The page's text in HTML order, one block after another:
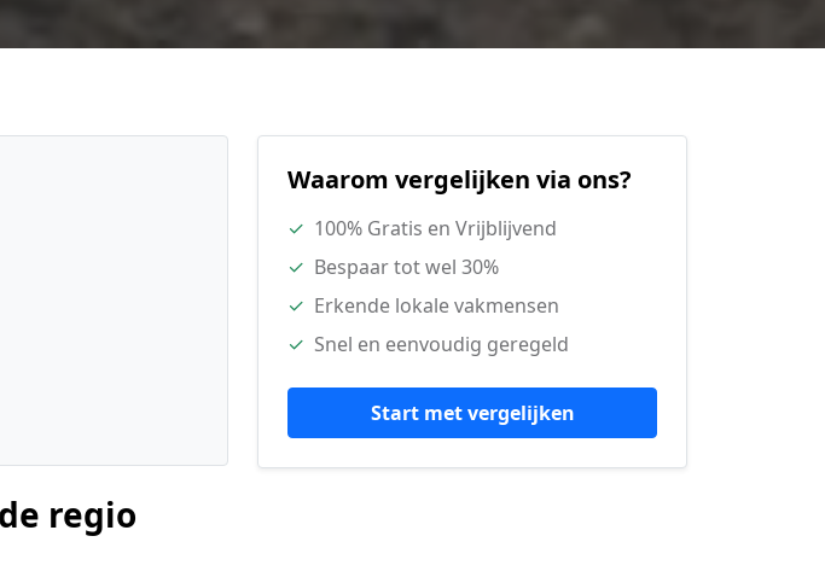
regio
Waarom vergelijken via ons?
✓ 100% Gratis en Vrijblijvend
✓ Bespaar tot wel 30%
✓ Erkende lokale vakmensen
✓ Snel en eenvoudig geregeld
Start met vergelijken